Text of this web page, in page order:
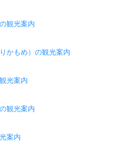
観光案内
かもめ）の観光案内
光案内
観光案内
案内